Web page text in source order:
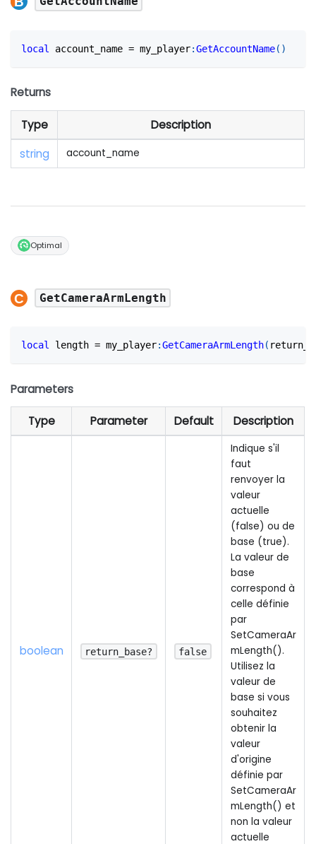
local account_name = my_player:GetAccountName( )
Returns
Type
Description
string
account_name
Optimal
GetCameraArmLength
local length = my_player:GetCameraArmLength(
Parameters
Type Parameter Default Description
boolean return_base? false
Indique s'il
faut
renvoyer la
valeur
actuelle
(false) ou de
base (true).
La valeur de
base
correspond à
celle définie
par
SetCameraAr
mLength().
Utilisez la
valeur de
base si vous
souhaitez
obtenir la
valeur
d'origine
définie par
SetCameraAr
mLength() et
non la valeur
actuelle